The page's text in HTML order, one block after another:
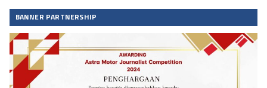
BANNER PARTNERSHIP